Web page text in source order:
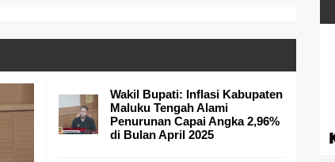
Wakil Bupati: Inflasi Kabupaten
Maluku Tengah Alami
Penurunan Capai Angka 2,96%
di Bulan April 2025